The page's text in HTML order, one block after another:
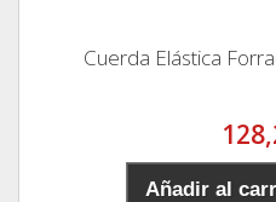
Cuerda Elástica
Añadir al